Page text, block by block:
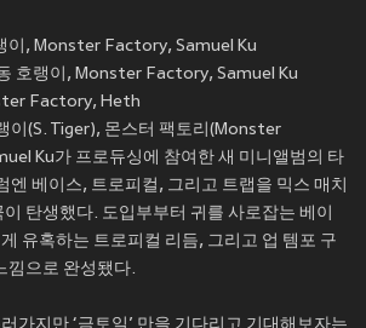
이, Monster Factory, Samuel Ku
호랭이, Monster Factory, Samuel Ku
Factory, Heth
이(S. Tiger), 몬스터 팩토리(Monster
Ku가 프로듀싱에 참여한 새 미니앨범의 타
엔 베이스, 트로피컬, 그리고 트랩을 믹스 매치
탄생했다. 도입부부터 귀를 사로잡는 베이
유혹하는 트로피컬 리듬, 그리고 업 템포 구
낌으로 완성됐다.